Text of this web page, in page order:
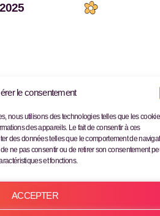
le consentement
nous utilisons des technologies telles que les
des appareils. Le fait de consentir à ces
des données telles que le comportement de
ne pas consentir ou de retirer son consentement
et fonctions.
ACCEPTER